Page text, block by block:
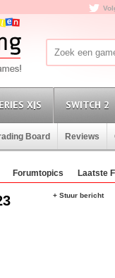
X|S SWITCH 2
Board Reviews
Forumtopics Laatste
+ Stuur bericht